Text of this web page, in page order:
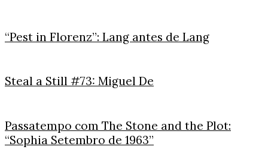
“Pest in Florenz”: Lang antes de Lang
Steal a Still #73: Miguel De
Passatempo com The Stone and the Plot:
“Sophia Setembro de 1963”